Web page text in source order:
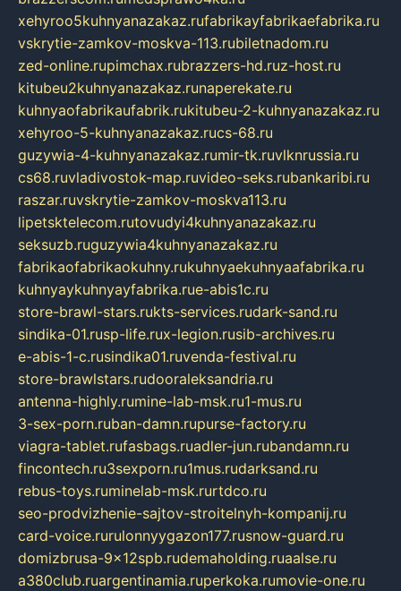
xehyroo5kuhnyanazakaz.rufabrikayfabrikaefabrika.ru
vskrytie-zamkov-moskva-113.rubiletnadom.ru
zed-online.rupimchax.rubrazzers-hd.ruz-host.ru
kitubeu2kuhnyanazakaz.runaperekate.ru
kuhnyaofabrikaufabrik.rukitubeu-2-kuhnyanazakaz.ru
xehyroo-5-kuhnyanazakaz.rucs-68.ru
guzywia-4-kuhnyanazakaz.rumir-tk.ruvlknrussia.ru
cs68.ruvladivostok-map.ruvideo-seks.rubankaribi.ru
raszar.ruvskrytie-zamkov-moskva113.ru
lipetsktelecom.rutovudyi4kuhnyanazakaz.ru
seksuzb.ruguzywia4kuhnyanazakaz.ru
fabrikaofabrikaokuhny.rukuhnyaekuhnyaafabrika.ru
kuhnyaykuhnyayfabrika.rue-abis1c.ru
store-brawl-stars.rukts-services.rudark-sand.ru
sindika-01.rusp-life.rux-legion.rusib-archives.ru
e-abis-1-c.rusindika01.ruvenda-festival.ru
store-brawlstars.rudooraleksandria.ru
antenna-highly.rumine-lab-msk.ru1-mus.ru
3-sex-porn.ruban-damn.rupurse-factory.ru
viagra-tablet.rufasbags.ruadler-jun.rubandamn.ru
fincontech.ru3sexporn.ru1mus.rudarksand.ru
rebus-toys.ruminelab-msk.rurtdco.ru
seo-prodvizhenie-sajtov-stroitelnyh-kompanij.ru
card-voice.rurulonnyygazon177.rusnow-guard.ru
domizbrusa-9x12spb.rudemaholding.ruaalse.ru
a380club.ruargentinamia.ruperkoka.rumovie-one.ru